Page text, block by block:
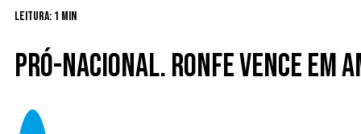
Leitura: 1 min
Pró-Nacional. Ronfe vence em